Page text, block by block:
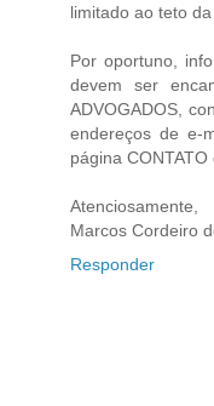
limitado ao teto da
Por oportuno,
devem ser
ADVOGADOS,
endereços de e-
página
Atenciosamente,
Marcos Cordeiro
Responder